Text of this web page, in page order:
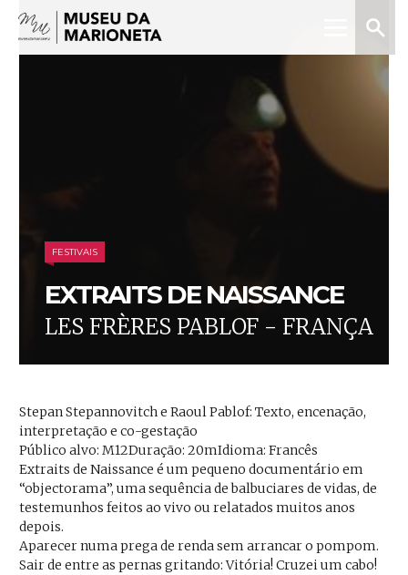
Museu
da
FESTIVAIS
EXTRAITS DE NAISSANCE
LES FRÈRES PABLOF - FRANÇA
Stepan Stepannovitch e Raoul Pablof: Texto, encenação,
interpretação e co-gestação
Público alvo: M12Duração: 20mIdioma: Francês
Extraits de Naissance é um pequeno documentário em
“objectorama”, uma sequência de balbuciares de vidas, de
testemunhos feitos ao vivo ou relatados muitos anos
depois.
Aparecer numa prega de renda sem arrancar o pompom.
Sair de entre as pernas gritando: Vitória! Cruzei um cabo!